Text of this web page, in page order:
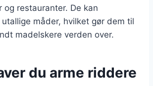
og restauranter. De kan
måder, hvilket gør dem til
madelskere verden over.
du arme riddere